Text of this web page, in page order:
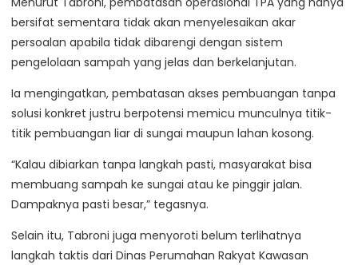
bersifat sementara tidak akan menyelesaikan akar
persoalan apabila tidak dibarengi dengan sistem
pengelolaan sampah yang jelas dan berkelanjutan.
Ia mengingatkan, pembatasan akses pembuangan tanpa
solusi konkret justru berpotensi memicu munculnya titik-
titik pembuangan liar di sungai maupun lahan kosong.
“Kalau dibiarkan tanpa langkah pasti, masyarakat bisa
membuang sampah ke sungai atau ke pinggir jalan.
Dampaknya pasti besar,” tegasnya.
Selain itu, Tabroni juga menyoroti belum terlihatnya
langkah taktis dari Dinas Perumahan Rakyat Kawasan